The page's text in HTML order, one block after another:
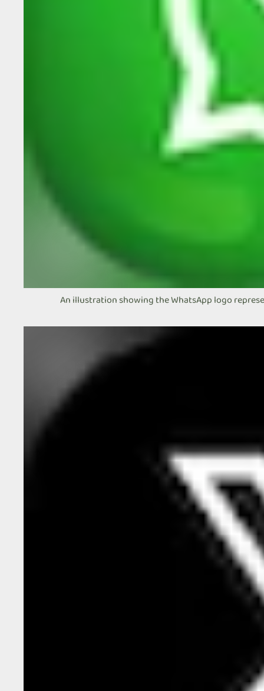
An illustration showing the WhatsApp logo